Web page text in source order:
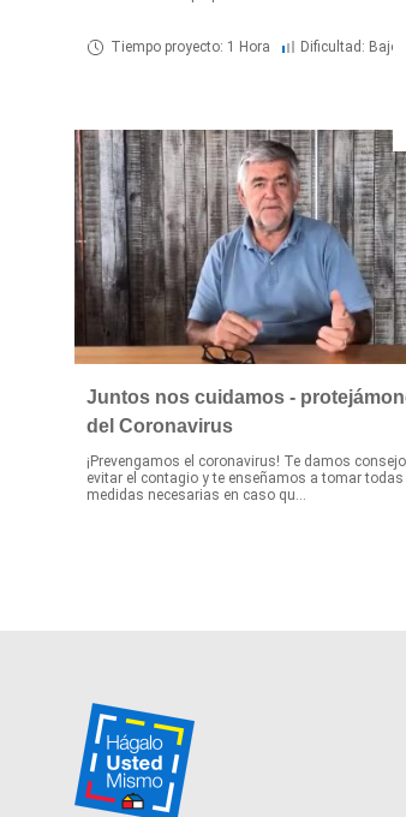
Tiempo proyecto: 1 Hora Dificultad: Bajo
Juntos nos cuidamos -
del Coronavirus
¡Prevengamos el coronavirus! Te damos
evitar el contagio y te enseñamos a tomar
medidas necesarias en caso qu...